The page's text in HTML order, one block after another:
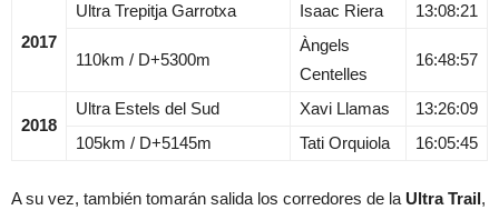
2017
Ultra Trepitja Garrotxa Isaac Riera 13:08:21
110km / D+5300m
Àngels
Centelles
16:48:57
2018
Ultra Estels del Sud Xavi Llamas
13:26:09
105km / D+5145m
Tati Orquiola 16:05:45
A su vez, también tomarán salida los corredores de la Ultra Trail,